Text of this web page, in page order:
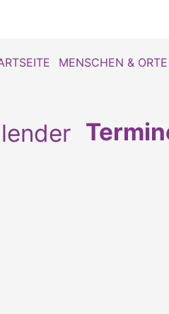
MENSCHEN & ORTE